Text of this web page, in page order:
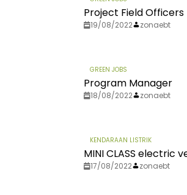
Project Field Officers
19/08/2022 zonaebt
GREEN JOBS
Program Manager
18/08/2022 zonaebt
KENDARAAN LISTRIK
MINI CLASS electric
17/08/2022 zonaebt